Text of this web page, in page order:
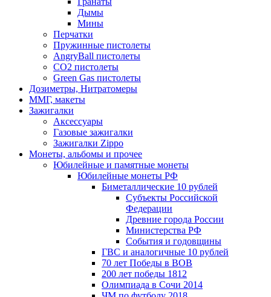
Дымы
Мины
Перчатки
Пружинные пистолеты
AngryBall пистолеты
CO2 пистолеты
Green Gas пистолеты
Дозиметры, Нитратомеры
ММГ, макеты
Зажигалки
Аксессуары
Газовые зажигалки
Зажигалки Zippo
Монеты, альбомы и прочее
Юбилейные и памятные монеты
Юбилейные монеты РФ
Биметаллические 10 рублей
Субъекты Российской
Федерации
Древние города России
Министерства РФ
События и годовщины
ГВС и аналогичные 10 рублей
70 лет Победы в ВОВ
200 лет победы 1812
Олимпиада в Сочи 2014